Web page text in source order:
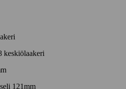
keskiölaakeri
121mm